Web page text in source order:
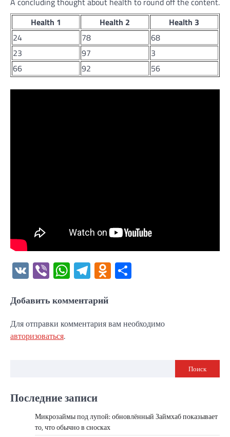
Health 1
Health 2
Health 3
24
78
68
23
97
3
66
92 56
VK ViberWhatsApp
Telegram
Odnoklassniki
Добавить комментарий
Для отправки комментария вам необходимо
авторизоваться.
Поиск
Последние записи
Микрозаймы под лупой: обновлённый Займхаб показывает
то, что обычно в сносках